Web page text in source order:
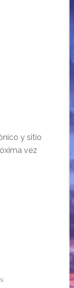
y sitio
vez